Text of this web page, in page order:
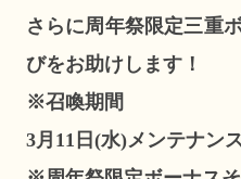
さらに周年祭限定三重
びをお助けします！
※召喚期間
3月11日(水)メンテナン